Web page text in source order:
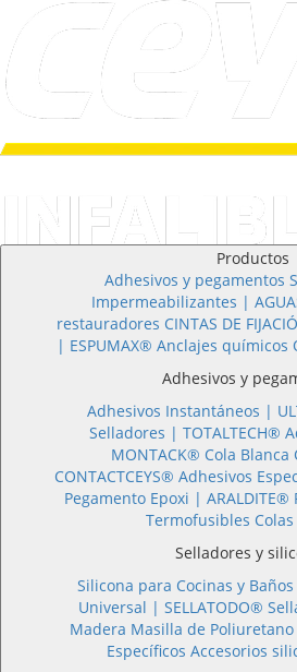
Productos
Adhesivos y pegamentos
Impermeabilizantes |
restauradores CINTAS DE
| ESPUMAX® Anclajes químicos
Adhesivos y
Adhesivos Instantáneos |
Selladores | TOTALTECH®
MONTACK® Cola Blanca
CONTACTCEYS® Adhesivos
Pegamento Epoxi | ARALDITE®
Termofusibles
Selladores y
Universal | SELLATODO®
Madera
Específicos Accesorios